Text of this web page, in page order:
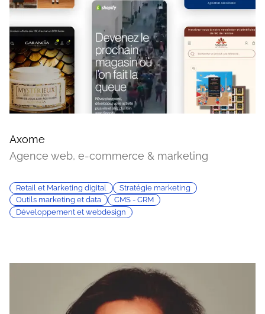
Axome
Agence web, e-commerce & marketing
Retail et Marketing digital
Stratégie marketing
Outils marketing et data
CMS - CRM
Développement et webdesign